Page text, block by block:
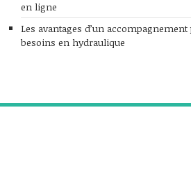
en ligne
Les avantages d’un
besoins en hydraulique